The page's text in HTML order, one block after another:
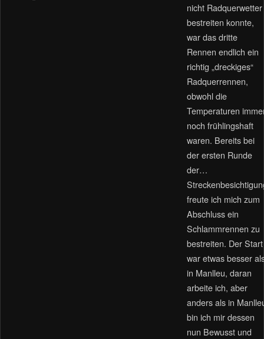
nicht Radquerwetter
bestreiten konnte,
war das dritte
Rennen endlich ein
richtig „dreckiges“
Radquerrennen,
obwohl die
Temperaturen
noch frühlingshaft
waren. Bereits bei
der ersten Runde
der…
freute ich mich zum
Abschluss ein
Schlammrennen zu
bestreiten. Der Start
war etwas besser
in Manlleu, daran
arbeite ich, aber
anders als in
bin ich mir dessen
nun Bewusst und